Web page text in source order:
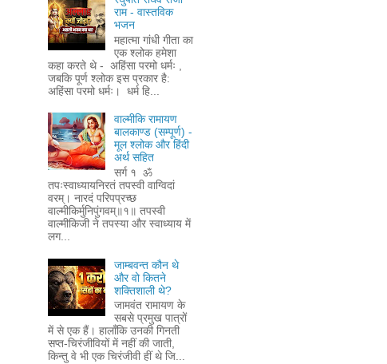
राम - वास्तविक
भजन
महात्मा गांधी गीता का
एक श्लोक हमेशा
कहा करते थे - अहिंसा परमो धर्मः ,
जबकि पूर्ण श्लोक इस प्रकार है:
अहिंसा परमो धर्मः। धर्म हि...
वाल्मीकि रामायण
बालकाण्ड (सम्पूर्ण) -
मूल श्लोक और हिंदी
अर्थ सहित
सर्ग १ ॐ
तपःस्वाध्यायनिरतं तपस्वी वाग्विदां
वरम्। नारदं परिपप्रच्छ
वाल्मीकिर्मुनिपुंगवम्॥१॥ तपस्वी
वाल्मीकिजी ने तपस्या और स्वाध्याय में
लग...
जाम्बवन्त कौन थे
और वो कितने
शक्तिशाली थे?
जामवंत रामायण के
सबसे प्रमुख पात्रों
में से एक हैं। हालाँकि उनकी गिनती
सप्त-चिरंजीवियों में नहीं की जाती,
किन्तु वे भी एक चिरंजीवी हीं थे जि...